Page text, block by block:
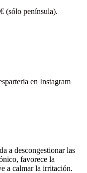
(sólo península).
en Instagram
a descongestionar las
favorece la
a calmar la irritación.